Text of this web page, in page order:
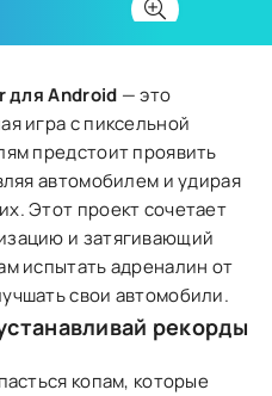
для Android — это
игра с пиксельной
предстоит проявить
автомобилем и удирая
Этот проект сочетает
и затягивающий
испытать адреналин от
свои автомобили.
рекорды
копам, которые